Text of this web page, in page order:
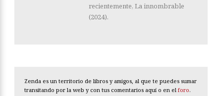
recientemente, La innombrable
(2024).
Zenda es un territorio de libros y amigos, al que te puedes sumar
transitando por la web y con tus comentarios aquí o en el foro.